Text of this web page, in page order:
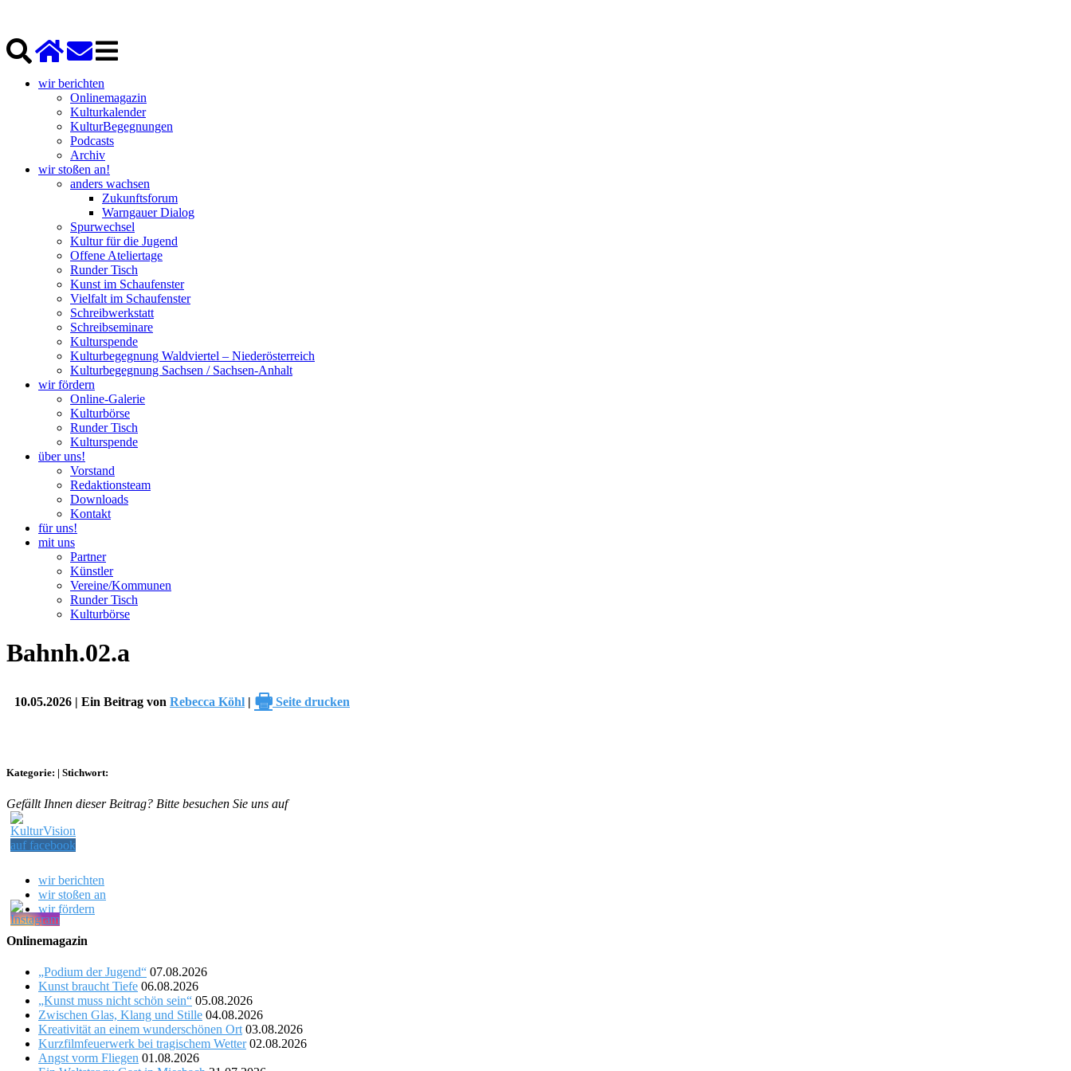
wir berichten
Onlinemagazin
Kulturkalender
KulturBegegnungen
Podcasts
Archiv
wir stoßen an!
anders wachsen
Zukunftsforum
Warngauer Dialog
Spurwechsel
Kultur für die Jugend
Offene Ateliertage
Runder Tisch
Kunst im Schaufenster
Vielfalt im Schaufenster
Schreibwerkstatt
Schreibseminare
Kulturspende
Kulturbegegnung Waldviertel – Niederösterreich
Kulturbegegnung Sachsen / Sachsen-Anhalt
wir fördern
Online-Galerie
Kulturbörse
Runder Tisch
Kulturspende
über uns!
Vorstand
Redaktionsteam
Downloads
Kontakt
für uns!
mit uns
Partner
Künstler
Vereine/Kommunen
Runder Tisch
Kulturbörse
Bahnh.02.a
10.05.2026 | Ein Beitrag von Rebecca Köhl | 🖶 Seite drucken
Kategorie: | Stichwort:
Gefällt Ihnen dieser Beitrag? Bitte besuchen Sie uns auf
wir berichten
wir stoßen an
wir fördern
Onlinemagazin
„Podium der Jugend“ 07.08.2026
Kunst braucht Tiefe 06.08.2026
„Kunst muss nicht schön sein“ 05.08.2026
Zwischen Glas, Klang und Stille 04.08.2026
Kreativität an einem wunderschönen Ort 03.08.2026
Kurzfilmfeuerwerk bei tragischem Wetter 02.08.2026
Angst vorm Fliegen 01.08.2026